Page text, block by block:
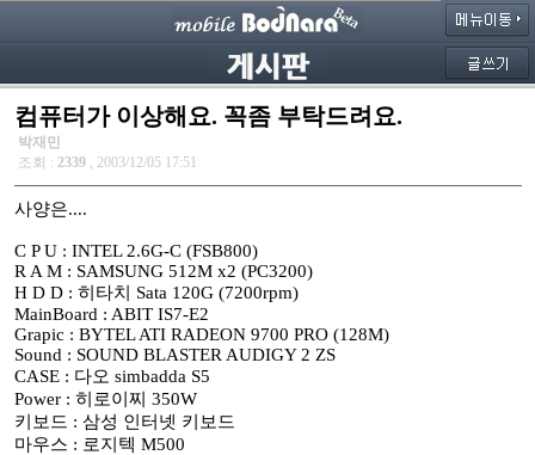
컴퓨터가 이상해요. 꼭좀 부탁드려요.
박재민
조회 : 2339 , 2003/12/05 17:51
사양은....
C P U : INTEL 2.6G-C (FSB800)
R A M : SAMSUNG 512M x2 (PC3200)
H D D : 히타치 Sata 120G (7200rpm)
MainBoard : ABIT IS7-E2
Grapic : BYTEL ATI RADEON 9700 PRO (128M)
Sound : SOUND BLASTER AUDIGY 2 ZS
CASE : 다오 simbadda S5
Power : 히로이찌 350W
키보드 : 삼성 인터넷 키보드
마우스 : 로지텍 M500